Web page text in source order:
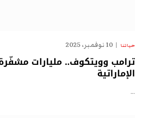
حياتنا 10 نوفمبر، 2025
ترامب وويتكوف.. مليارات
الإماراتية
…